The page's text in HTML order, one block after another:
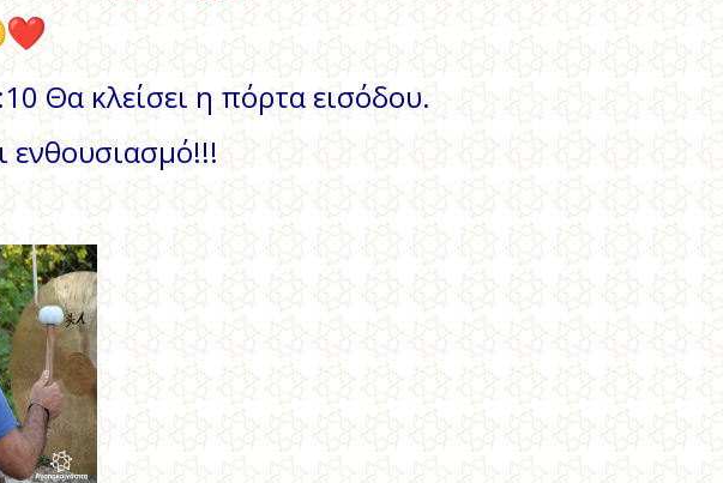
Θα κλείσει η πόρτα εισόδου.
ενθουσιασμό!!!